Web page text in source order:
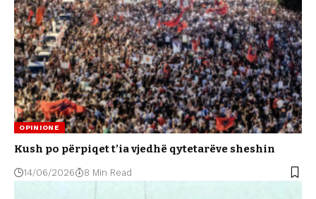
OPINIONE
Kush po përpiqet t’ia vjedhë qytetarëve sheshin
14/06/2026 8 Min Read